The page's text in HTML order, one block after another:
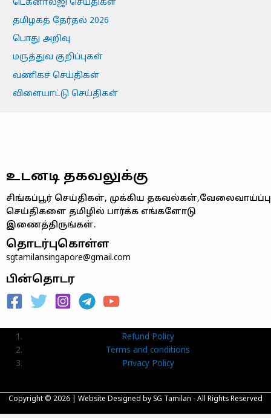
டெக்னாலஜி செய்திகள்
தமிழகத் தேர்தல் 2026
பொது அறிவு
மருத்துவ குறிப்புகள்
வணிகச் செய்திகள்
விளையாட்டு செய்திகள்
உடனடி தகவலுக்கு
சிங்கப்பூர் செய்திகள், முக்கிய தகவல்கள்,வேலைவாய்ப்பு
செய்திகளை தமிழில் பார்க்க எங்களோடு
இணைத்திருங்கள்.
தொடர்புகொள்ள
sgtamilansingapore@gmail.com
பின்தொடர
Refund Policy
Terms and conditions
Privacy Policy
Copyright © 2026 | Website Designed by SG Tamilan - All Rights Reserved